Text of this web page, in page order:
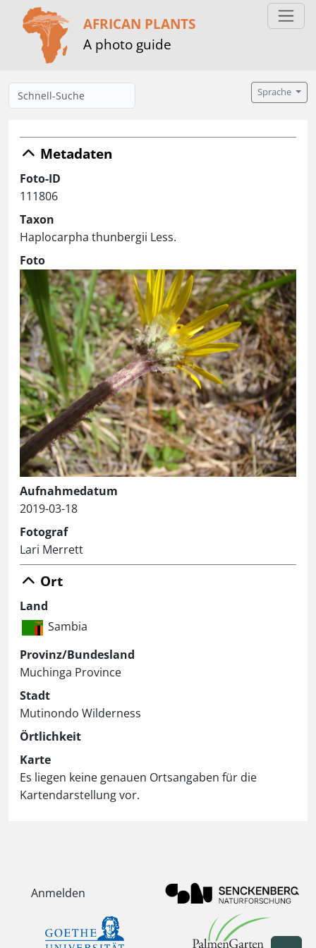
AFRICAN PLANTS
A photo guide
Sprache
Metadaten
Foto-ID
111806
Taxon
Haplocarpha thunbergii Less.
Foto
Aufnahmedatum
2019-03-18
Fotograf
Lari Merrett
Ort
Land
Sambia
Provinz/Bundesland
Muchinga Province
Stadt
Mutinondo Wilderness
Örtlichkeit
Karte
Es liegen keine genauen Ortsangaben für die
Kartendarstellung vor.
Anmelden